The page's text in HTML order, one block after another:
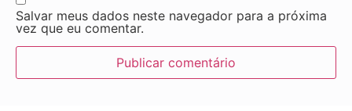
Salvar meus dados neste navegador para a próxima
vez que eu comentar.